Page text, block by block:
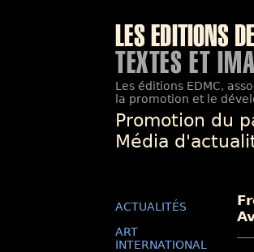
Les éditions EDMC,
la promotion et le
Promotion du
Média
ACTUALITÉS
ART
INTERNATIONAL